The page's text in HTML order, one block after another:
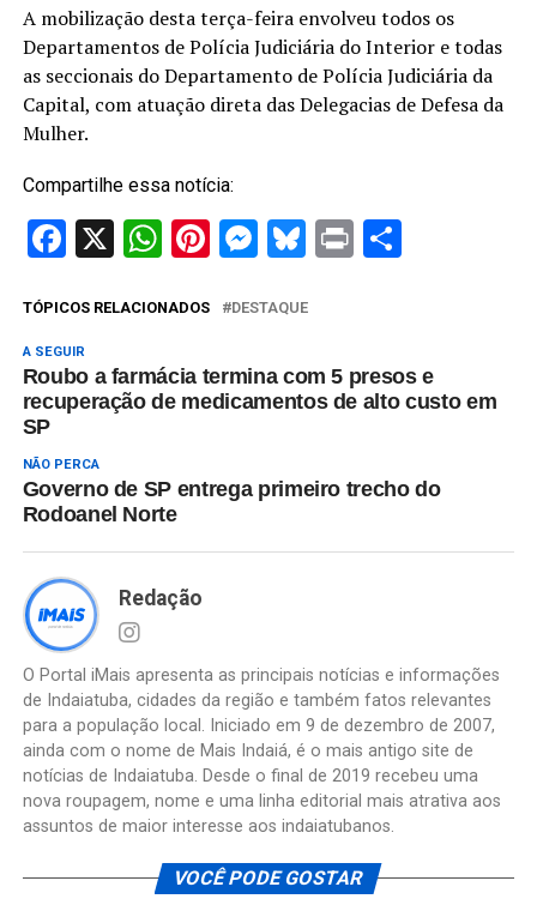
A mobilização desta terça-feira envolveu todos os
Departamentos de Polícia Judiciária do Interior e todas
as seccionais do Departamento de Polícia Judiciária da
Capital, com atuação direta das Delegacias de Defesa da
Mulher.
Compartilhe essa notícia:
Facebook
X WhatsApp
Pinterest
Messenger
Bluesky
PrintShare
TÓPICOS RELACIONADOS DESTAQUE
A SEGUIR
Roubo a farmácia termina com 5 presos e
recuperação de medicamentos de alto custo em
SP
NÃO PERCA
Governo de SP entrega primeiro trecho do
Rodoanel Norte
Redação
O Portal iMais apresenta as principais notícias e informações
de Indaiatuba, cidades da região e também fatos relevantes
para a população local. Iniciado em 9 de dezembro de 2007,
ainda com o nome de Mais Indaiá, é o mais antigo site de
notícias de Indaiatuba. Desde o final de 2019 recebeu uma
nova roupagem, nome e uma linha editorial mais atrativa aos
assuntos de maior interesse aos indaiatubanos.
VOCÊ PODE GOSTAR